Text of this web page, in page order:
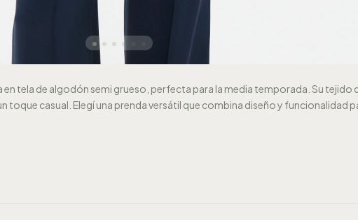
tela de algodón semi grueso, perfecta para la media temporada. Su
toque casual. Elegí una prenda versátil que combina diseño y funcionalidad